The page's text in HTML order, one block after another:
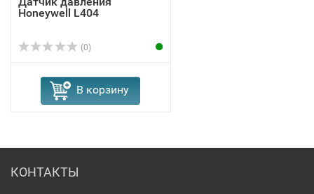
Honeywell L404
(0)
В корзину
КОНТАКТЫ